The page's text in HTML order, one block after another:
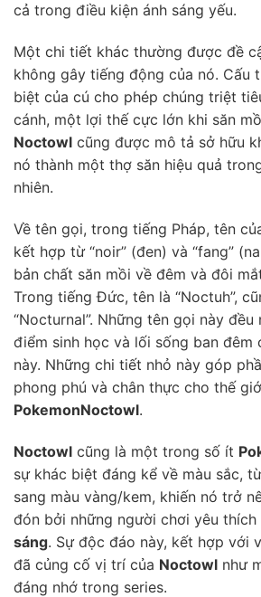
cả trong điều kiện ánh sáng yếu.
Một chi tiết khác thường được đề
không gây tiếng động của nó. Cấu
biệt của cú cho phép chúng triệt
cánh, một lợi thế cực lớn khi săn
Noctowl cũng được mô tả sở hữu
nó thành một thợ săn hiệu quả
nhiên.
Về tên gọi, trong tiếng Pháp, tên
kết hợp từ “noir” (đen) và “fang”
bản chất săn mồi về đêm và đôi
Trong tiếng Đức, tên là “Noctuh”,
“Nocturnal”. Những tên gọi này đều
điểm sinh học và lối sống ban đêm
này. Những chi tiết nhỏ này góp
phong phú và chân thực cho thế
PokemonNoctowl.
Noctowl cũng là một trong số ít
sự khác biệt đáng kể về màu sắc,
sang màu vàng/kem, khiến nó trở
đón bởi những người chơi yêu thích
sáng. Sự độc đáo này, kết hợp với
đã củng cố vị trí của Noctowl như
đáng nhớ trong series.